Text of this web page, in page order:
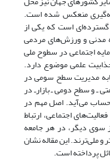
منعکس شده است.
است که یکی از
مدنی و ورزش‌های مردمی
اجتماعی در سطوح ملی
علمی موضوع دارد.
مدیریت سطح سومی در
ـ و سطح دومی ـ بازارـ در
می‌آید. اصل مهم در
اجتماعی، ارتباط
از سوی ‌دیگر، در هر جامعه
ملی‌ترند. این مقاله نشان
پرداخته است.